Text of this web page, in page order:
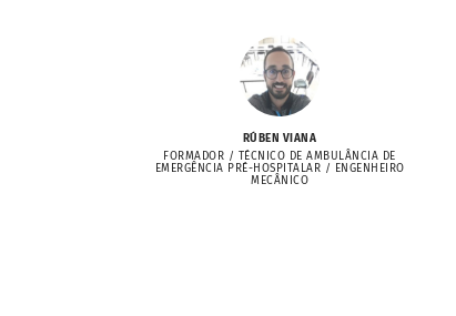
RÚBEN VIANA
FORMADOR / TÉCNICO DE AMBULÂNCIA DE
EMERGÊNCIA PRÉ-HOSPITALAR / ENGENHEIRO
MECÂNICO